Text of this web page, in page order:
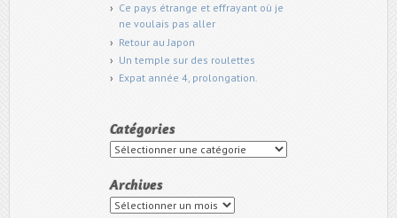
Ce pays étrange et effrayant où je
ne voulais pas aller
Retour au Japon
Un temple sur des roulettes
Expat année 4, prolongation.
Catégories
Catégories
Archives
Archives